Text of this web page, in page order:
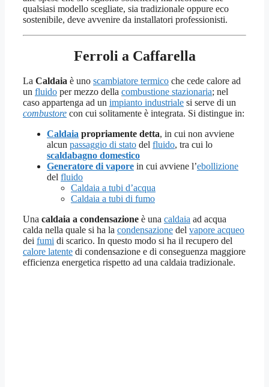
qualsiasi modello scegliate, sia tradizionale oppure eco
sostenibile, deve avvenire da installatori professionisti.
Ferroli a Caffarella
La Caldaia è uno scambiatore termico che cede calore ad
un fluido per mezzo della combustione stazionaria; nel
caso appartenga ad un impianto industriale si serve di un
combustore con cui solitamente è integrata. Si distingue in:
Caldaia propriamente detta, in cui non avviene
alcun passaggio di stato del fluido, tra cui lo
scaldabagno domestico
Generatore di vapore in cui avviene l’ebollizione
del fluido
Caldaia a tubi d’acqua
Caldaia a tubi di fumo
Una caldaia a condensazione è una caldaia ad acqua
calda nella quale si ha la condensazione del vapore acqueo
dei fumi di scarico. In questo modo si ha il recupero del
calore latente di condensazione e di conseguenza maggiore
efficienza energetica rispetto ad una caldaia tradizionale.